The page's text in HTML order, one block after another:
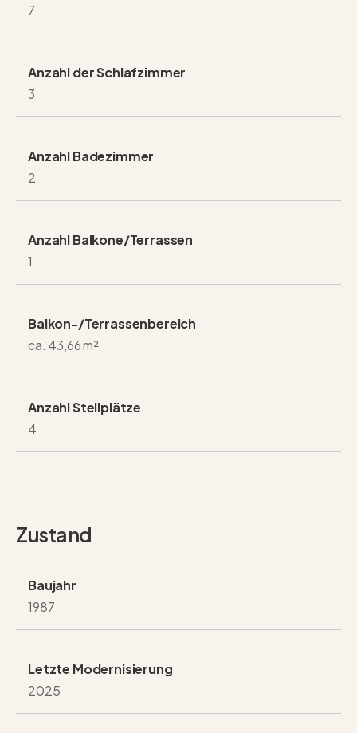
7
Anzahl der Schlafzimmer
3
Anzahl Badezimmer
2
Anzahl Balkone/Terrassen
1
Balkon-/Terrassenbereich
ca. 43,66 m²
Anzahl Stellplätze
4
Zustand
Baujahr
1987
Letzte Modernisierung
2025